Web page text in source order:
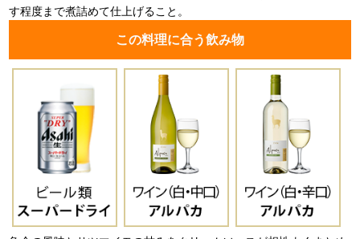
す程度まで煮詰めて仕上げること。
この料理に合う飲み物